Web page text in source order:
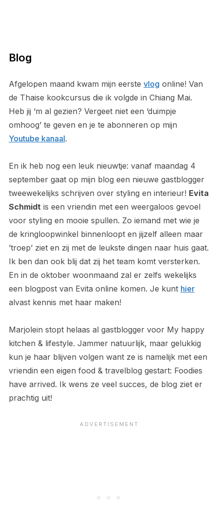
Blog
Afgelopen maand kwam mijn eerste vlog online! Van
de Thaise kookcursus die ik volgde in Chiang Mai.
Heb jij ‘m al gezien? Vergeet niet een ‘duimpje
omhoog’ te geven en je te abonneren op mijn
Youtube kanaal.
En ik heb nog een leuk nieuwtje: vanaf maandag 4
september gaat op mijn blog een nieuwe gastblogger
tweewekelijks schrijven over styling en interieur! Evita
Schmidt is een vriendin met een weergaloos gevoel
voor styling en mooie spullen. Zo iemand met wie je
de kringloopwinkel binnenloopt en jijzelf alleen maar
’troep’ ziet en zij met de leukste dingen naar huis gaat.
Ik ben dan ook blij dat zij het team komt versterken.
En in de oktober woonmaand zal er zelfs wekelijks
een blogpost van Evita online komen. Je kunt hier
alvast kennis met haar maken!
Marjolein stopt helaas al gastblogger voor My happy
kitchen & lifestyle. Jammer natuurlijk, maar gelukkig
kun je haar blijven volgen want ze is namelijk met een
vriendin een eigen food & travelblog gestart: Foodies
have arrived. Ik wens ze veel succes, de blog ziet er
prachtig uit!